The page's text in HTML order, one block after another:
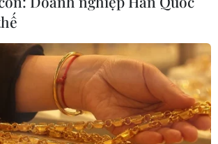
tư nhân Việt Nam
gian hợp lực
tế đánh giá tích cực
Việt Nam